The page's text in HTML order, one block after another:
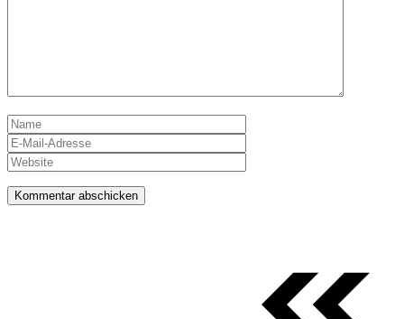
Name
Mail-
Adresse